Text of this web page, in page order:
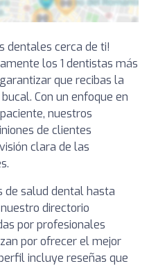
dentales cerca de ti!
los 1 dentistas más
que recibas la
Con un enfoque en
nuestros
de clientes
clara de las
de salud dental hasta
directorio
por profesionales
por ofrecer el mejor
incluye reseñas que